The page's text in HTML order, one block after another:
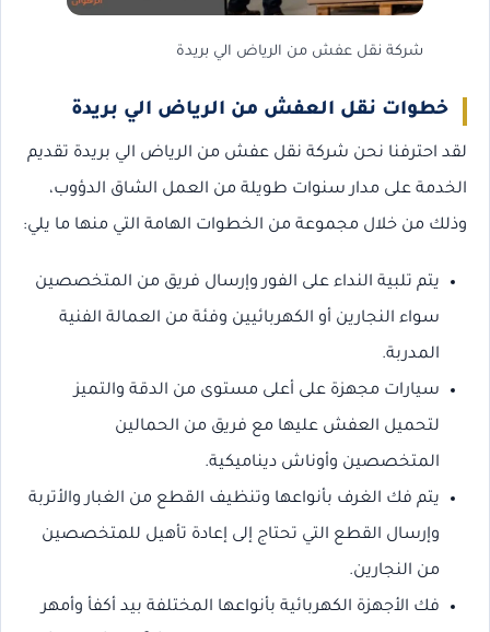
شركة نقل عفش من الرياض الي بريدة
خطوات نقل العفش من الرياض الي بريدة
لقد احترفنا نحن شركة نقل عفش من الرياض الي بريدة تقديم
الخدمة على مدار سنوات طويلة من العمل الشاق الدؤوب،
وذلك من خلال مجموعة من الخطوات الهامة التي منها ما يلي:
يتم تلبية النداء على الفور وإرسال فريق من المتخصصين
سواء النجارين أو الكهربائيين وفئة من العمالة الفنية
المدربة.
سيارات مجهزة على أعلى مستوى من الدقة والتميز
لتحميل العفش عليها مع فريق من الحمالين
المتخصصين وأوناش ديناميكية.
يتم فك الغرف بأنواعها وتنظيف القطع من الغبار والأتربة
وإرسال القطع التي تحتاج إلى إعادة تأهيل للمتخصصين
من النجارين.
فك الأجهزة الكهربائية بأنواعها المختلفة بيد أكفأ وأمهر